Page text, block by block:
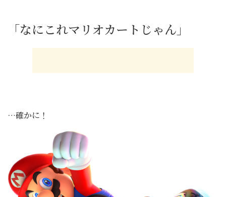
「なにこれマリオカートじゃん」
…確かに！